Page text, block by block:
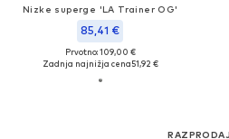
Nizke superge 'LA Trainer OG'
85,41 €
Prvotno: 109,00 €
Zadnja najnižja cena51,92 €